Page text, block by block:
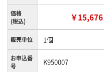
価格
(税込)
￥15,676
販売単位 1個
お申込番
号
K950007